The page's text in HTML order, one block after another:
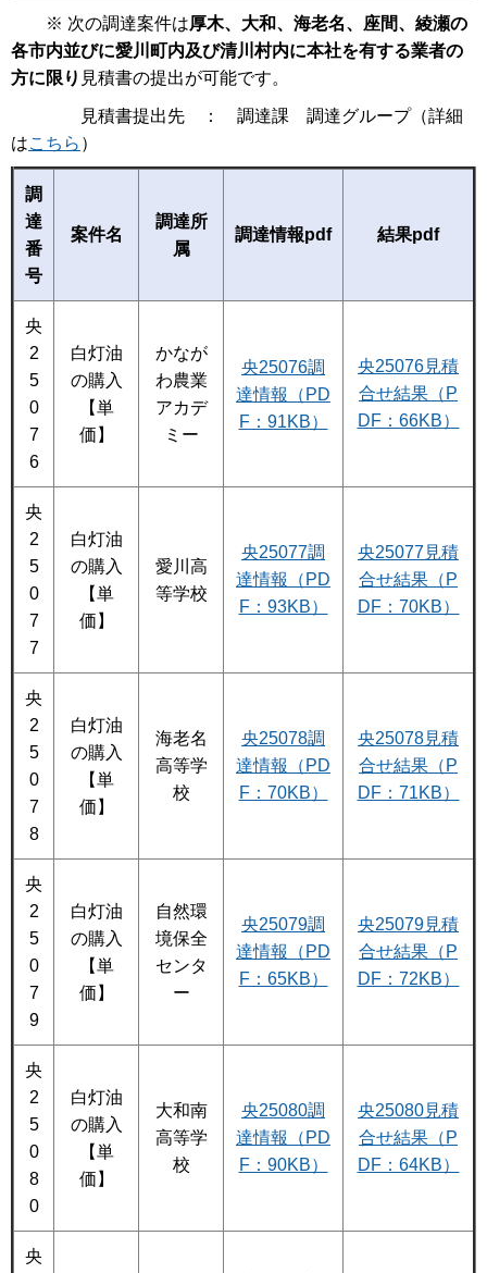
※ 次の調達案件は厚木、大和、海老名、座間、綾瀬の
各市内並びに愛川町内及び清川村内に本社を有する業者の
方に限り 見積書の提出が可能です。
見積書提出先 ： 調達課 調達グループ（詳細
はこちら ）
調
達
番
号
案件名
調達所
属
調達情報pdf 結果pdf
央
2
5
0
7
6
白灯油
の購入
【単
価】
かなが
わ農業
アカデ
ミー
央25076調
達情報（PD
F：91KB）
央25076見積
合せ結果（P
DF：66KB）
央
2
5
0
7
7
白灯油
の購入
【単
価】
愛川高
等学校
央25077調
達情報（PD
F：93KB）
央25077見積
合せ結果（P
DF：70KB）
央
2
5
0
7
8
白灯油
の購入
【単
価】
海老名
高等学
校
央25078調
達情報（PD
F：70KB）
央25078見積
合せ結果（P
DF：71KB）
央
2
5
0
7
9
白灯油
の購入
【単
価】
自然環
境保全
センタ
ー
央25079調
達情報（PD
F：65KB）
央25079見積
合せ結果（P
DF：72KB）
央
2
5
0
8
0
白灯油
の購入
【単
価】
大和南
高等学
校
央25080調
達情報（PD
F：90KB）
央25080見積
合せ結果（P
DF：64KB）
央